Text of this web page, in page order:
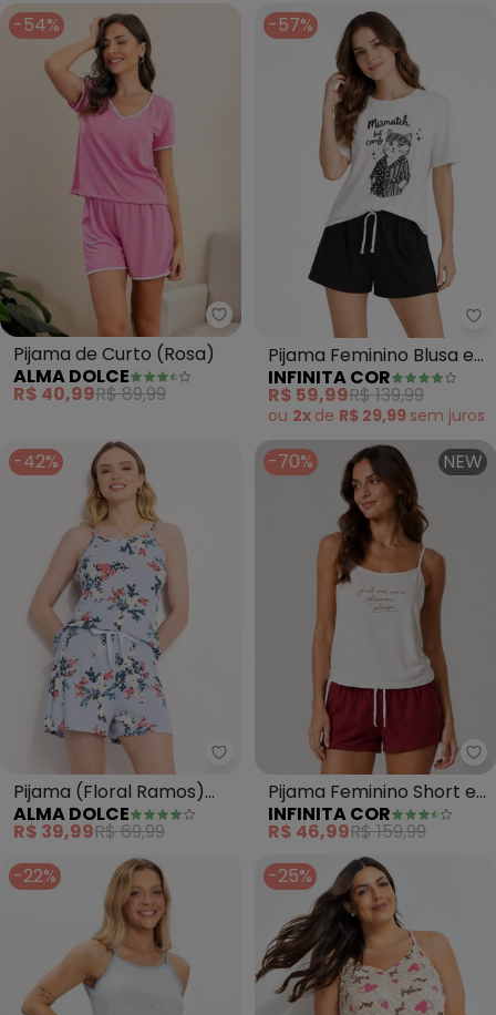
-54%
Alma Dolce - Pijama de Curto
Pijama de Curto (Rosa)
ALMA DOLCE
R$ 40,99R$ 89,99
-57%
Pijama Feminino Blusa e
Short (Bege)
INFINITA COR
R$ 59,99R$ 139,99
ou 2x de R$ 29,99 sem juros
-42%
Alma Dolce - Pijama (Floral
Pijama (Floral Ramos)
em Canelado
ALMA DOLCE
R$ 39,99R$ 69,99
-70% NEW
Pijama Feminino Short e
Blusa de Alça (Vermelho)
INFINITA COR
R$ 46,99R$ 159,99
-22%
-25%